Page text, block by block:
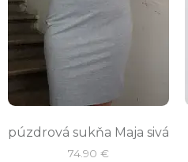
púzdrová sukňa Maja sivá
74.90 €